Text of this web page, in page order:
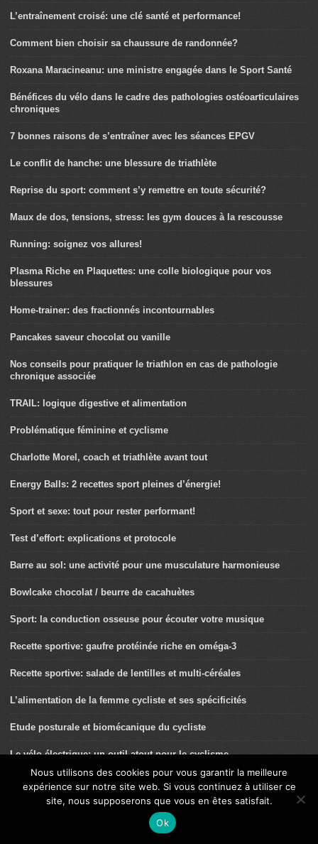
L’entraînement croisé: une clé santé et performance!
Comment bien choisir sa chaussure de randonnée?
Roxana Maracineanu: une ministre engagée dans le Sport Santé
Bénéfices du vélo dans le cadre des pathologies ostéoarticulaires
chroniques
7 bonnes raisons de s’entraîner avec les séances EPGV
Le conflit de hanche: une blessure de triathlète
Reprise du sport: comment s’y remettre en toute sécurité?
Maux de dos, tensions, stress: les gym douces à la rescousse
Running: soignez vos allures!
Plasma Riche en Plaquettes: une colle biologique pour vos
blessures
Home-trainer: des fractionnés incontournables
Pancakes saveur chocolat ou vanille
Nos conseils pour pratiquer le triathlon en cas de pathologie
chronique associée
TRAIL: logique digestive et alimentation
Problématique féminine et cyclisme
Charlotte Morel, coach et triathlète avant tout
Energy Balls: 2 recettes sport pleines d’énergie!
Sport et sexe: tout pour rester performant!
Test d’effort: explications et protocole
Barre au sol: une activité pour une musculature harmonieuse
Bowlcake chocolat / beurre de cacahuètes
Sport: la conduction osseuse pour écouter votre musique
Recette sportive: gaufre protéinée riche en oméga-3
Recette sportive: salade de lentilles et multi-céréales
L’alimentation de la femme cycliste et ses spécificités
Etude posturale et biomécanique du cycliste
Le vélo électrique: un outil atout pour le cyclisme
Cyclisme: pourquoi tant de maigreur?
Thomas Voeckler: je pratique pour le plaisir
Gainage lombo-abdominal: intérêt chez les cyclistes
Nous utilisons des cookies pour vous garantir la meilleure
expérience sur notre site web. Si vous continuez à utiliser ce
site, nous supposerons que vous en êtes satisfait.
Ok